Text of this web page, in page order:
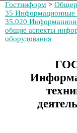
Гостинформ >
35 Информационные
35.020
общие аспекты
оборудования